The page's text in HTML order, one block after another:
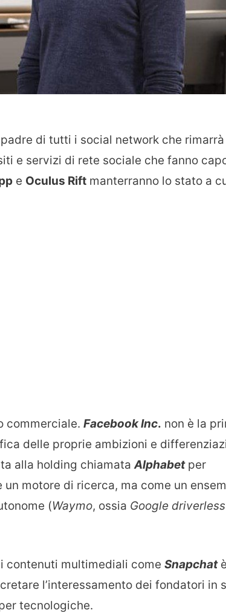
di tutti i social network che rimarrà
e servizi di rete sociale che fanno
e Oculus Rift manterranno lo stato a
commerciale. Facebook Inc. non è la
delle proprie ambizioni e
alla holding chiamataAlphabetper
motore di ricerca, ma come un
(Waymo, ossia Google
contenuti multimediali come Snapchat
l’interessamento dei fondatori in
tecnologiche.